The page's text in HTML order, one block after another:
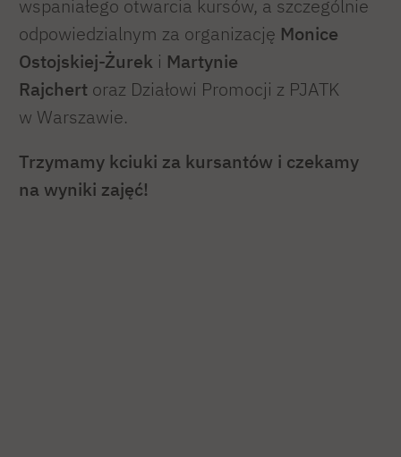
wspaniałego otwarcia kursów, a szczególnie
odpowiedzialnym za organizację Monice
Ostojskiej-Żurek i Martynie
Rajchert oraz Działowi Promocji z PJATK
w Warszawie.
Trzymamy kciuki za kursantów i czekamy
na wyniki zajęć!